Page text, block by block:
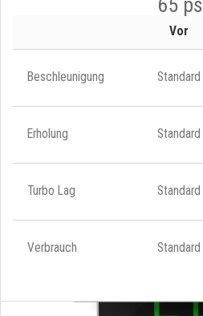
Vor
Beschleunigung Standard
Erholung Standard
Turbo Lag Standard
Verbrauch Standard